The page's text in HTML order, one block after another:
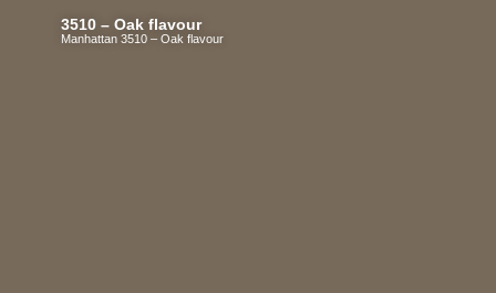
3510 – Oak flavour
Manhattan 3510 – Oak flavour